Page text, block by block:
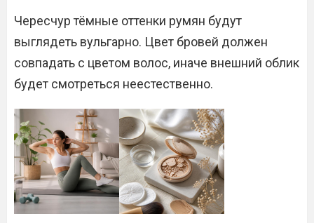
Чересчур тёмные оттенки румян будут
выглядеть вульгарно. Цвет бровей должен
совпадать с цветом волос, иначе внешний облик
будет смотреться неестественно.